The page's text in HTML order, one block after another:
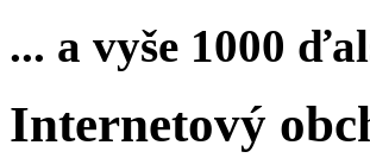
... a vyše 1000
Internetový